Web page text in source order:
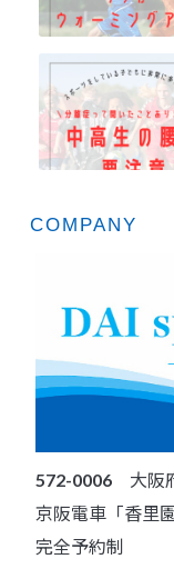
COMPANY
572-0006 大阪
京阪電車「香里
完全予約制